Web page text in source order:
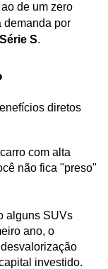
de um zero
demanda por
Série S.
diretos
com alta
não fica "preso"
alguns SUVs
ano, o
investido.